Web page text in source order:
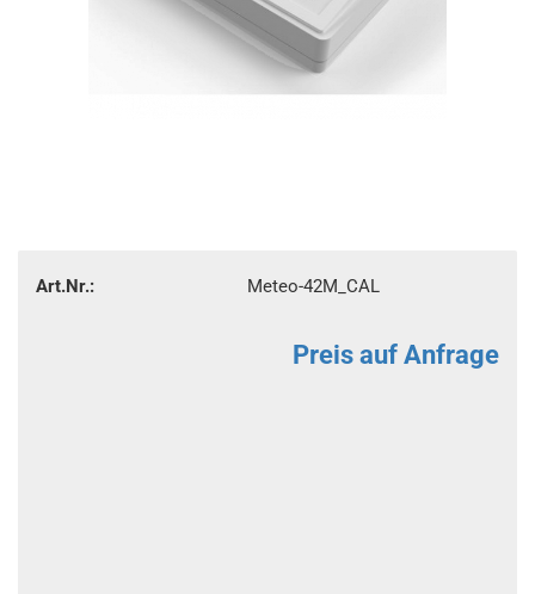
Art.Nr.: Meteo-42M_CAL
Preis auf Anfrage